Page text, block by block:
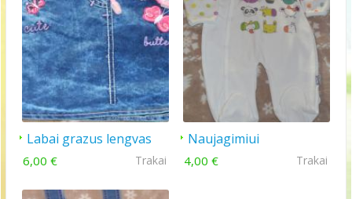
Labai grazus lengvas
sijonukas
6,00 € Trakai
Naujagimiui
4,00 € Trakai